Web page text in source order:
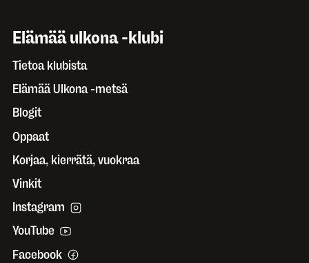
Elämää ulkona -klubi
Tietoa klubista
Elämää Ulkona -metsä
Blogit
Oppaat
Korjaa, kierrätä, vuokraa
Vinkit
Instagram
YouTube
Facebook